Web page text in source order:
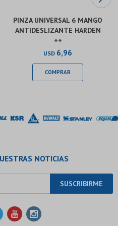
PINZA UNIVERSAL 6 MANGO
ANTIDESLIZANTE HARDEN
++
USD 6,96
NOTICIAS
SUSCRIBIRME
 